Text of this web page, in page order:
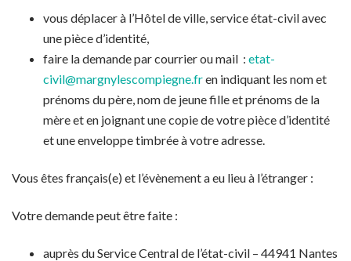
vous déplacer à l’Hôtel de ville, service état-civil avec
une pièce d’identité,
faire la demande par courrier ou mail : etat-
civil@margnylescompiegne.fren indiquant les nom et
prénoms du père, nom de jeune fille et prénoms de la
mère et en joignant une copie de votre pièce d’identité
et une enveloppe timbrée à votre adresse.
Vous êtes français(e) et l’évènement a eu lieu à l’étranger :
Votre demande peut être faite :
auprès du Service Central de l’état-civil – 44941 Nantes